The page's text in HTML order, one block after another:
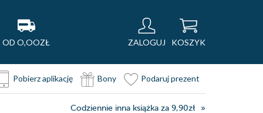
OD O,OOZŁ ZALOGUJ KOSZYK
Pobierz aplikację Bony Podaruj prezent
Codziennie inna książka za 9,90zł